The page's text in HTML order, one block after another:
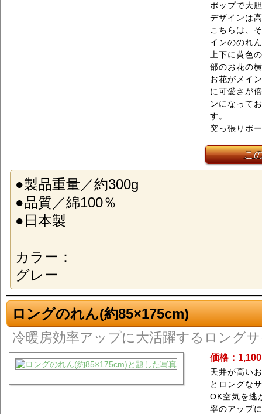
ポップで大
デザインは
こちらは、
インののれ
上下に黄色
部のお花の
お花がメイ
に可愛さが
ンになって
す。
突っ張りポ
こ
●製品重量／約300g
●品質／綿100％
●日本製
カラー：
グレー
ロングのれん(約85×175cm)
冷暖房効率アップに大活躍するロング
価格：
天井が高い
とロングな
OK空気を逃
率のアップ